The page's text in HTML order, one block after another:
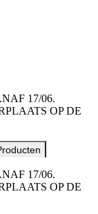
17/06.
OP DE
17/06.
OP DE